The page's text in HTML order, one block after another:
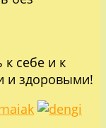
к себе и к
и здоровыми!